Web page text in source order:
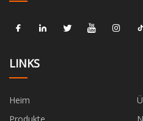
LINKS
Heim